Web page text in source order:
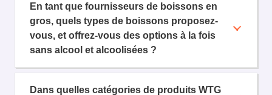
En tant que fournisseurs de boissons en
gros, quels types de boissons proposez-
vous, et offrez-vous des options à la fois
sans alcool et alcoolisées ?
Dans quelles catégories de produits WTG